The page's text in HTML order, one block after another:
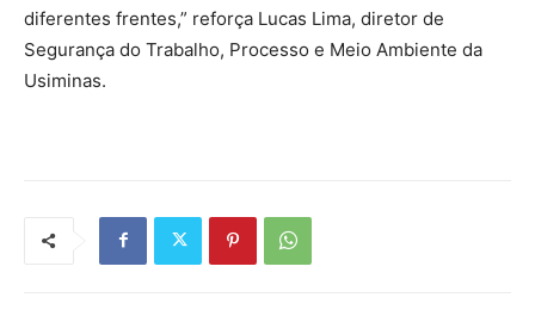
diferentes frentes,” reforça Lucas Lima, diretor de
Segurança do Trabalho, Processo e Meio Ambiente da
Usiminas.